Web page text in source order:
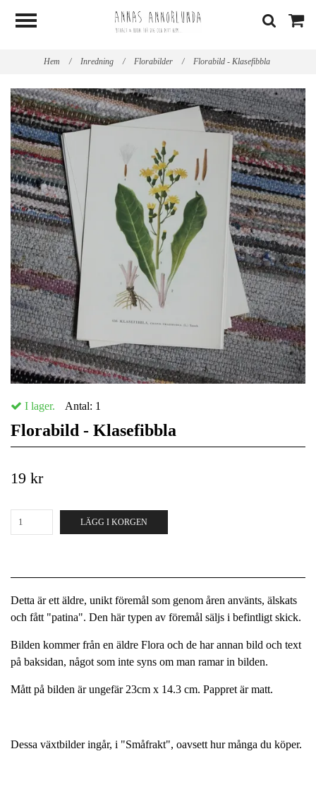
Hem / Inredning / Florabilder / Florabild - Klasefibbla
I lager. Antal: 1
Florabild - Klasefibbla
19 kr
LÄGG I KORGEN
Detta är ett äldre, unikt föremål som genom åren använts, älskats
och fått "patina". Den här typen av föremål säljs i befintligt skick.
Bilden kommer från en äldre Flora och de har annan bild och text
på baksidan, något som inte syns om man ramar in bilden.
Mått på bilden är ungefär 23cm x 14.3 cm. Pappret är matt.
Dessa växtbilder ingår, i "Småfrakt", oavsett hur många du köper.